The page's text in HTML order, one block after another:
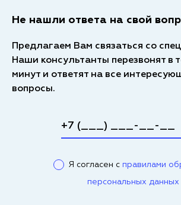
Не нашли ответа на свой
Предлагаем Вам связаться со
Наши консультанты перезвонят в
минут и ответят на все
вопросы.
Я согласен с правилами
персональных данных